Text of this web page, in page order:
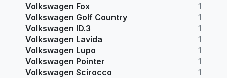
Volkswagen Fox
1
Volkswagen Golf Country
1
Volkswagen ID.3
1
Volkswagen Lavida
1
Volkswagen Lupo
1
Volkswagen Pointer
1
Volkswagen Scirocco
1